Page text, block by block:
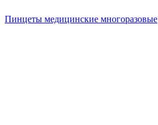
Пинцеты медицинские многоразовые